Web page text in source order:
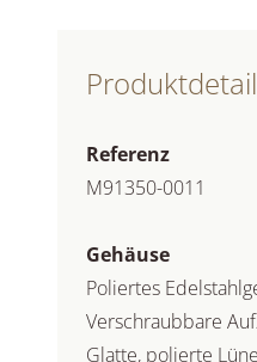
Referenz
M91350-0011
Gehäuse
Poliertes
Verschraubbare
Glatte, polierte